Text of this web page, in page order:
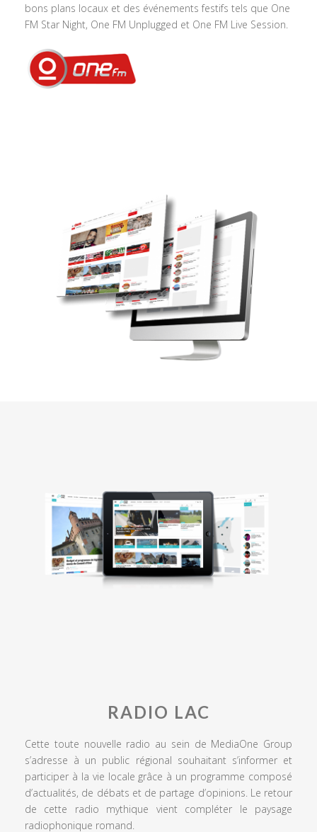
bons plans locaux et des événements festifs tels que One
FM Star Night, One FM Unplugged et One FM Live Session.
RADIO LAC
Cette toute nouvelle radio au sein de MediaOne Group
s’adresse à un public régional souhaitant s’informer et
participer à la vie locale grâce à un programme composé
d’actualités, de débats et de partage d’opinions. Le retour
de cette radio mythique vient compléter le paysage
radiophonique romand.